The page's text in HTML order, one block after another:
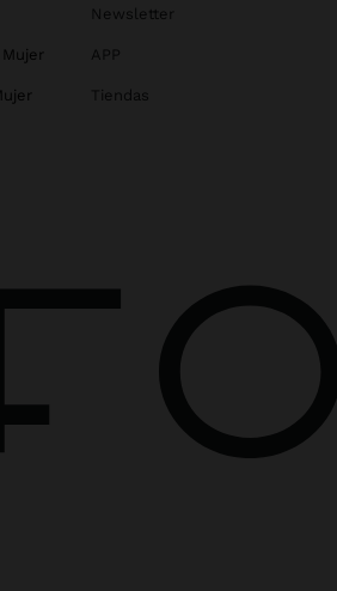
Newsletter
APP
Tiendas